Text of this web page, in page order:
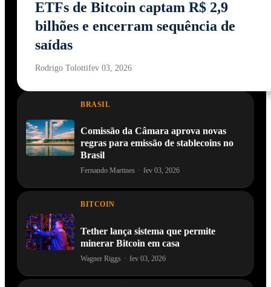
ETFs de Bitcoin captam R$ 2,9
bilhões e encerram sequência de
saídas
Rodrigo Tolottifev 03, 2026
BRASIL
Comissão da Câmara aprova novas
regras para emissão de stablecoins no
Brasil
Fernando Martines · fev 03, 2026
BITCOIN
Tether lança sistema que permite
minerar Bitcoin em casa
Wagner Riggs · fev 03, 2026